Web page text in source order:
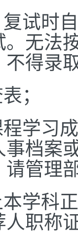
复试时
。无法
不得录
；
学习
事档案
管理
学科
人职称